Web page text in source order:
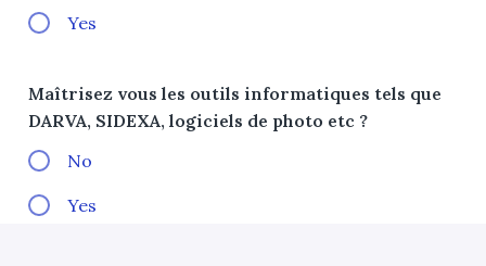
Yes
Maîtrisez vous les outils informatiques tels que
DARVA, SIDEXA, logiciels de photo etc ?
No
Yes